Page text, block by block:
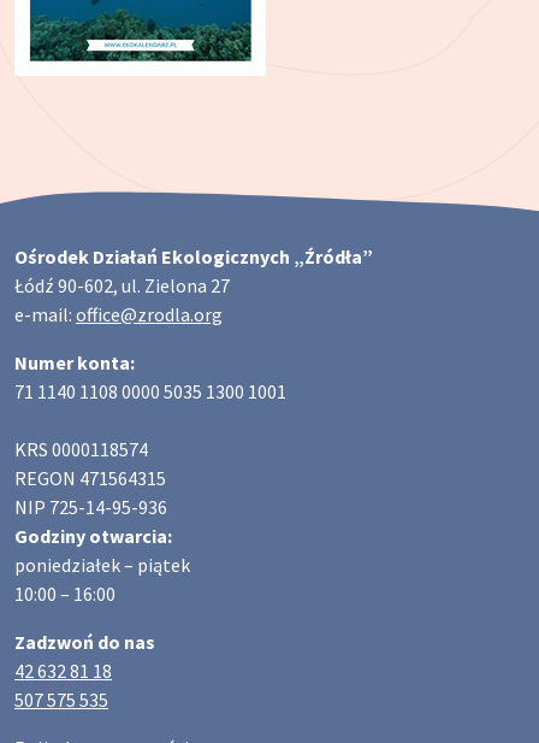
Ośrodek Działań Ekologicznych „Źródła”
Łódź 90-602, ul. Zielona 27
e-mail: office@zrodla.org
Numer konta:
71 1140 1108 0000 5035 1300 1001
KRS 0000118574
REGON 471564315
NIP 725-14-95-936
Godziny otwarcia:
poniedziałek – piątek
10:00 – 16:00
Zadzwoń do nas
42 632 81 18
507 575 535